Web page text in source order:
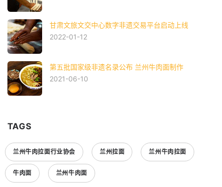
甘肃文旅文交中心数字非遗交易平台启动上线
2022-01-12
第五批国家级非遗名录公布 兰州牛肉面制作
2021-06-10
TAGS
兰州牛肉拉面行业协会 兰州拉面 兰州牛肉拉面
牛肉面 兰州牛肉面